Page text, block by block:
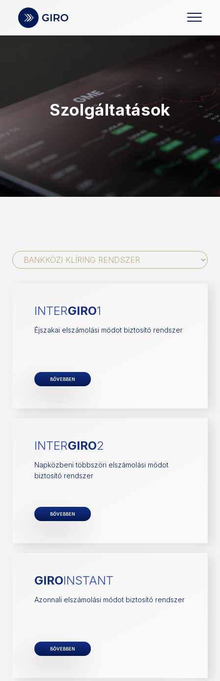
Szolgáltatások
INTERGIRO1
Éjszakai elszámolási módot biztosító rendszer
BŐVEBBEN
INTERGIRO2
Napközbeni többszöri elszámolási módot
biztosító rendszer
BŐVEBBEN
GIROINSTANT
Azonnali elszámolási módot biztosító rendszer
BŐVEBBEN